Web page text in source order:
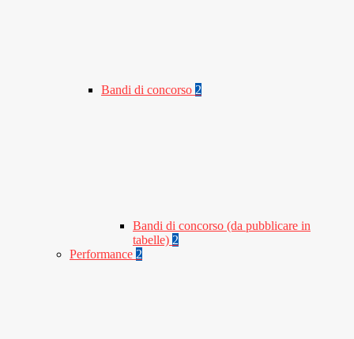
Bandi di concorso 2
Bandi di concorso (da pubblicare in
tabelle) 2
Performance 2